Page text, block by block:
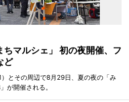
マルシェ」 初の夜開催、フ
ど
とその周辺で8月29日、夏の夜の「み
が開催される。